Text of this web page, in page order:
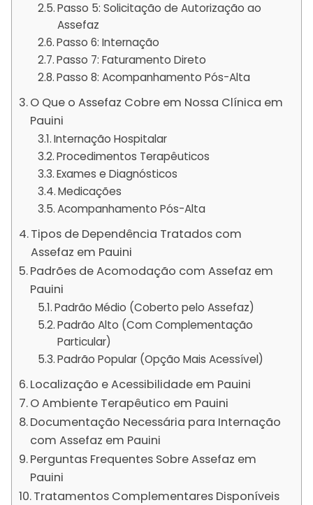
Passo 5: Solicitação de Autorização ao
Assefaz
Passo 6: Internação
Passo 7: Faturamento Direto
Passo 8: Acompanhamento Pós-Alta
O Que o Assefaz Cobre em Nossa Clínica em
Pauini
Internação Hospitalar
Procedimentos Terapêuticos
Exames e Diagnósticos
Medicações
Acompanhamento Pós-Alta
Tipos de Dependência Tratados com
Assefaz em Pauini
Padrões de Acomodação com Assefaz em
Pauini
Padrão Médio (Coberto pelo Assefaz)
Padrão Alto (Com Complementação
Particular)
Padrão Popular (Opção Mais Acessível)
Localização e Acessibilidade em Pauini
O Ambiente Terapêutico em Pauini
Documentação Necessária para Internação
com Assefaz em Pauini
Perguntas Frequentes Sobre Assefaz em
Pauini
Tratamentos Complementares Disponíveis